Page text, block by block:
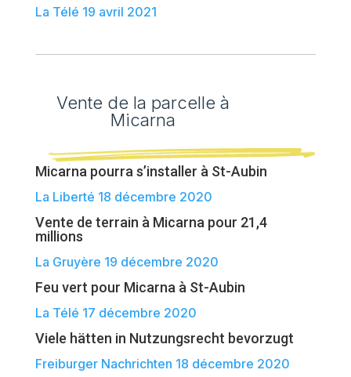
La Télé 19 avril 2021
Vente de la parcelle à
Micarna
Micarna pourra s’installer à St-Aubin
La Liberté 18 décembre 2020
Vente de terrain à Micarna pour 21,4
millions
La Gruyère 19 décembre 2020
Feu vert pour Micarna à St-Aubin
La Télé 17 décembre 2020
Viele hätten in Nutzungsrecht bevorzugt
Freiburger Nachrichten 18 décembre 2020